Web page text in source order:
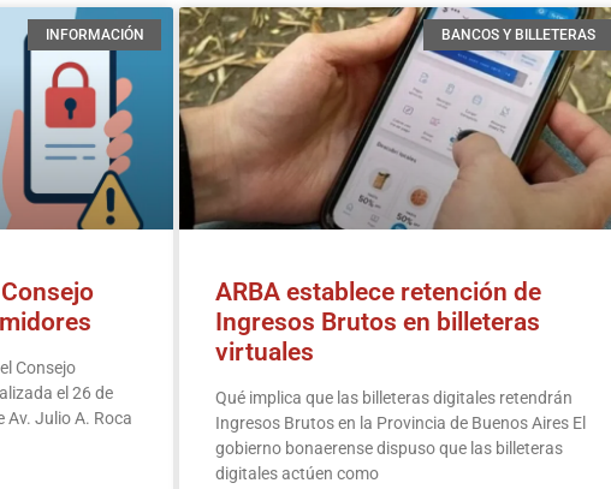
INFORMACIÓN
Consejo
el 26 de
Av. Julio A. Roca
BANCOS Y BILLETERAS
ARBA establece retención de
Ingresos Brutos en billeteras
virtuales
Qué implica que las billeteras digitales reten­drán
Ingresos Brutos en la Provincia de Buenos Aires El
gobierno bonaerense dispuso que las billeteras
digitales actúen como